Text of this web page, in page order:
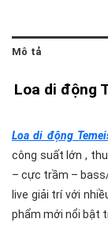
Mô tả
Loa di động
Loa di động
công suất lớn ,
– cực trầm –
live giải trí với
phẩm mới nổi bật